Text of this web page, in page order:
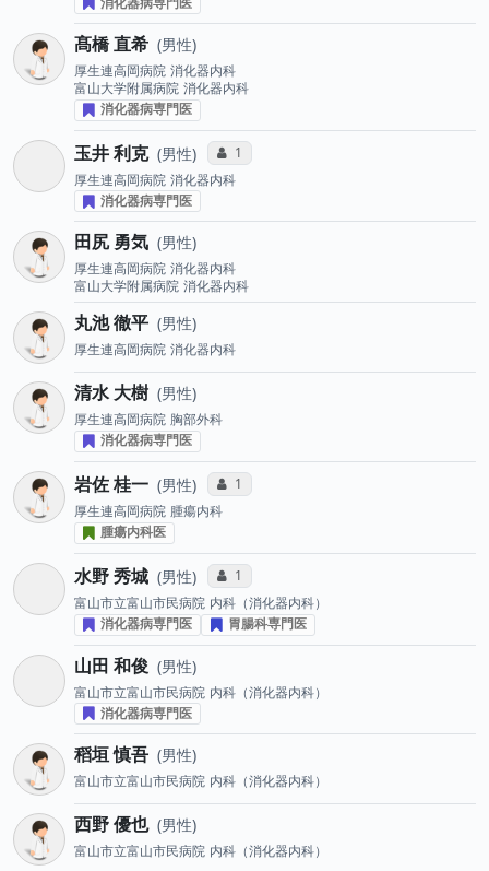
髙橋 直希 男性
厚生連高岡病院 消化器内科
富山大学附属病院 消化器内科
消化器病専門医
玉井 利克 男性 コミュニケーション・タイプ投票数
1
厚生連高岡病院 消化器内科
消化器病専門医
田尻 勇気 男性
厚生連高岡病院 消化器内科
富山大学附属病院 消化器内科
丸池 徹平 男性
厚生連高岡病院 消化器内科
清水 大樹 男性
厚生連高岡病院 胸部外科
消化器病専門医
岩佐 桂一 男性 コミュニケーション・タイプ投票数
1
厚生連高岡病院 腫瘍内科
腫瘍内科医
水野 秀城 男性 コミュニケーション・タイプ投票数
1
富山市立富山市民病院 内科（消化器内科）
消化器病専門医
胃腸科専門医
山田 和俊 男性
富山市立富山市民病院 内科（消化器内科）
消化器病専門医
稻垣 慎吾 男性
富山市立富山市民病院 内科（消化器内科）
西野 優也 男性
富山市立富山市民病院 内科（消化器内科）